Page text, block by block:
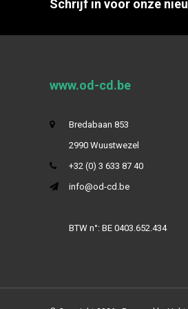
Schrijf in voor onze
www.od-cd.be
Bredabaan 853
2990 Wuustwezel
+32 (0) 3 633 87 40
info@od-cd.be
BTW n°: BE 0403.652.434